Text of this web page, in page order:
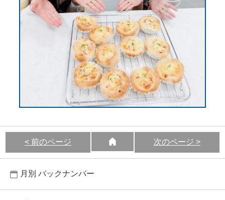
< 前のページ 次のページ >
月別 バックナンバー